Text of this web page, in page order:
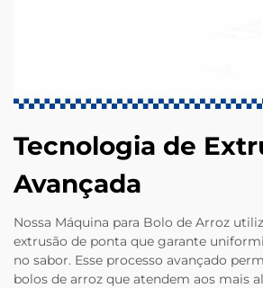
Tecnologia de
Avançada
Nossa Máquina para Bolo de Arroz
extrusão de ponta que garante
no sabor. Esse processo avançado
bolos de arroz que atendem aos mais